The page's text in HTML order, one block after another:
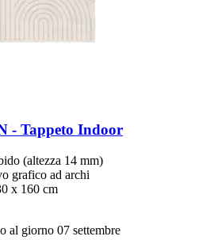
-​ Tappeto Indoor
(altezza 14 mm)
grafico ad archi
x 160 cm
al giorno 07 settembre